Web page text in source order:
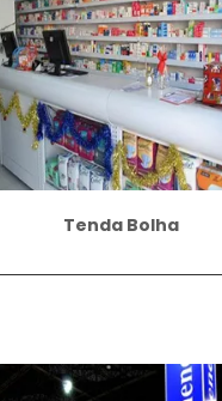
Tenda Bolha